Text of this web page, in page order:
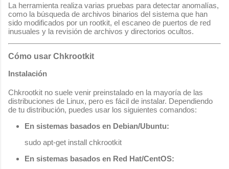
La herramienta realiza varias pruebas para detectar anomalías,
como la búsqueda de archivos binarios del sistema que han
sido modificados por un rootkit, el escaneo de puertos de red
inusuales y la revisión de archivos y directorios ocultos.
Cómo usar Chkrootkit
Instalación
Chkrootkit no suele venir preinstalado en la mayoría de las
distribuciones de Linux, pero es fácil de instalar. Dependiendo
de tu distribución, puedes usar los siguientes comandos:
En sistemas basados en Debian/Ubuntu:
En sistemas basados en Red Hat/CentOS: